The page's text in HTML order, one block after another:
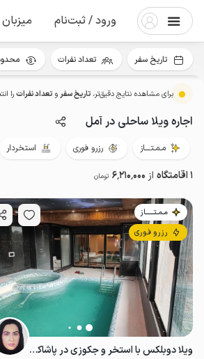
ورود / ثبت‌نام
برای مشاهده نتایج دقیق‌تر، تاریخ سفرو تعداد نفراترا
اجاره ویلا ساحلی در آمل
مـمـتــــاز رزرو فوری استخردار
1 اقامتگاه از 6٬210٬000 تومان
مـمـتــــــاز
رزرو فوری
ویلا دوبلکس با استخر و جکوزی در پاشاکلا آمل
تاریخ سفر تعداد نفرات